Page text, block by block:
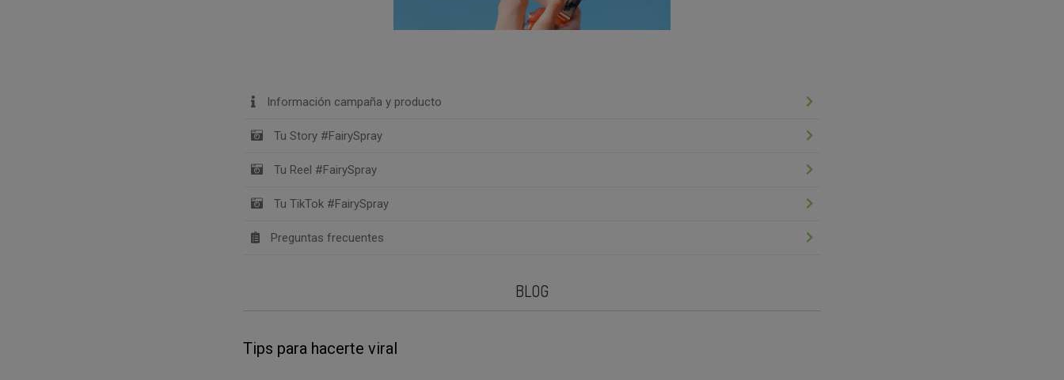
Información campaña y producto
Tu Story #FairySpray
Tu Reel #FairySpray
Tu TikTok #FairySpray
Preguntas frecuentes
BLOG
Tips para hacerte viral